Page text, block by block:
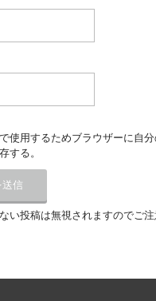
使用するためブラウザーに自
する。
い投稿は無視されますのでご